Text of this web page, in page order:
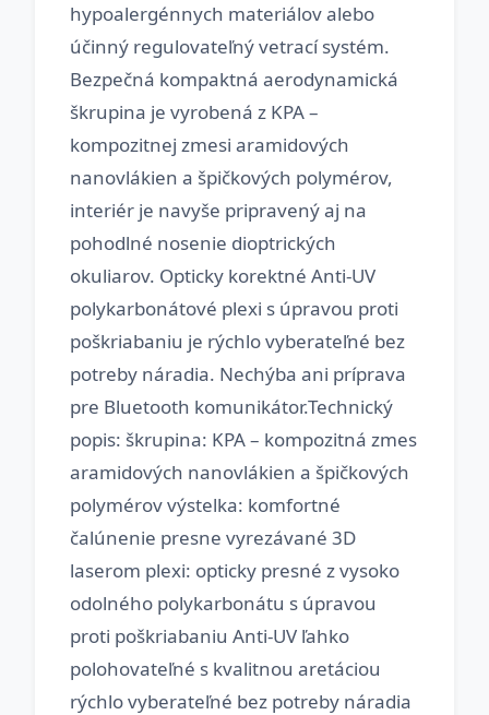
hypoalergénnych materiálov alebo
účinný regulovateľný vetrací systém.
Bezpečná kompaktná aerodynamická
škrupina je vyrobená z KPA –
kompozitnej zmesi aramidových
nanovlákien a špičkových polymérov,
interiér je navyše pripravený aj na
pohodlné nosenie dioptrických
okuliarov. Opticky korektné Anti-UV
polykarbonátové plexi s úpravou proti
poškriabaniu je rýchlo vyberateľné bez
potreby náradia. Nechýba ani príprava
pre Bluetooth komunikátor.Technický
popis: škrupina: KPA – kompozitná zmes
aramidových nanovlákien a špičkových
polymérov výstelka: komfortné
čalúnenie presne vyrezávané 3D
laserom plexi: opticky presné z vysoko
odolného polykarbonátu s úpravou
proti poškriabaniu Anti-UV ľahko
polohovateľné s kvalitnou aretáciou
rýchlo vyberateľné bez potreby náradia